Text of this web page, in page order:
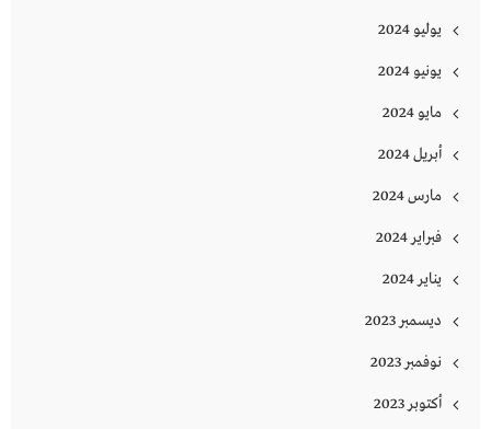
يوليو 2024
يونيو 2024
مايو 2024
أبريل 2024
مارس 2024
فبراير 2024
يناير 2024
ديسمبر 2023
نوفمبر 2023
أكتوبر 2023